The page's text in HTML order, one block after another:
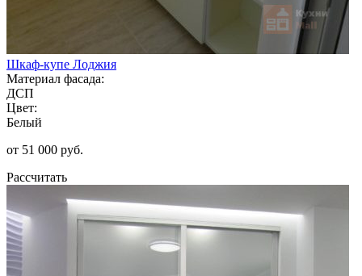
Шкаф-купе Лоджия
Материал фасада:
ДСП
Цвет:
Белый
от 51 000 руб.
Рассчитать